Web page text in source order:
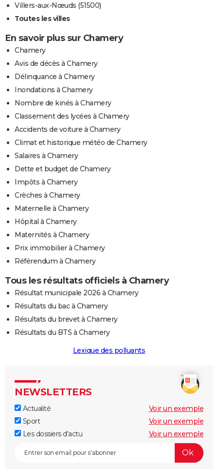
Villers-aux-Nœuds (51500)
Toutes les villes
En savoir plus sur Chamery
Chamery
Avis de décès à Chamery
Délinquance à Chamery
Inondations à Chamery
Nombre de kinés à Chamery
Classement des lycées à Chamery
Accidents de voiture à Chamery
Climat et historique météo de Chamery
Salaires à Chamery
Dette et budget de Chamery
Impôts à Chamery
Crèches à Chamery
Maternelle à Chamery
Hôpital à Chamery
Maternités à Chamery
Prix immobilier à Chamery
Référendum à Chamery
Tous les résultats officiels à Chamery
Résultat municipale 2026 à Chamery
Résultats du bac à Chamery
Résultats du brevet à Chamery
Résultats du BTS à Chamery
Lexique des polluants
NEWSLETTERS
Actualité
Voir un exemple
Sport
Voir un exemple
Les dossiers d'actu
Voir un exemple